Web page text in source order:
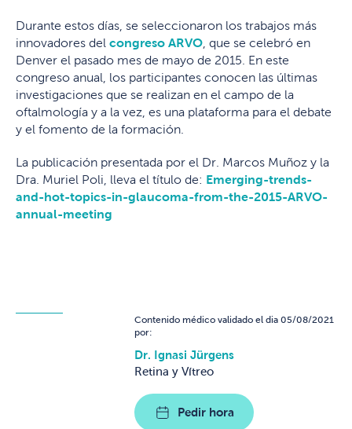
Durante estos días, se seleccionaron los trabajos más
innovadores del congreso ARVO , que se celebró en
Denver el pasado mes de mayo de 2015. En este
congreso anual, los participantes conocen las últimas
investigaciones que se realizan en el campo de la
oftalmología y a la vez, es una plataforma para el debate
y el fomento de la formación.
La publicación presentada por el Dr. Marcos Muñoz y la
Dra. Muriel Poli, lleva el título de: Emerging-trends-
and-hot-topics-in-glaucoma-from-the-2015-ARVO-
annual-meeting
Contenido médico validado el dia 05/08/2021
por:
Dr. Ignasi Jürgens
Retina y Vítreo
Pedir hora